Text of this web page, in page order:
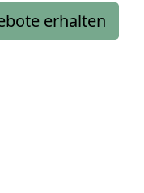
erhalten